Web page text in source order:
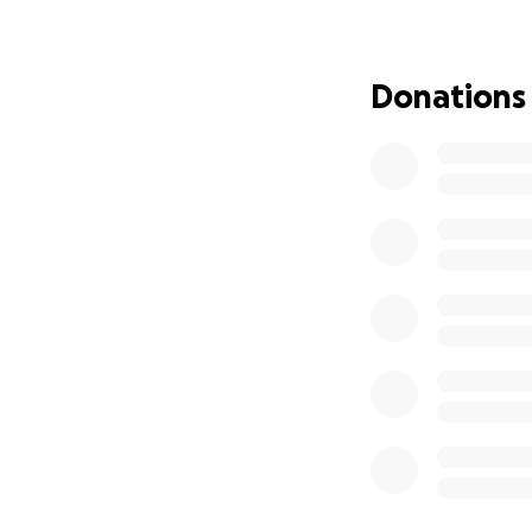
autour du mois
Donations